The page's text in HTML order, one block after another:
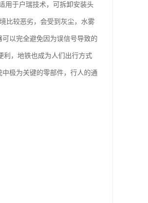
用于户瑞技术，可拆卸安装头
比较恶劣，会受到灰尘，水雾
以完全避免因为误信号导致的
利，地铁也成为人们出行方式
极为关键的零部件，行人的通